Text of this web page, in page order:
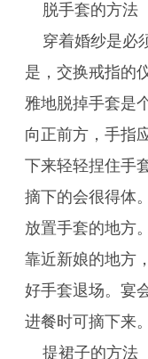
脱手套的方法
穿着婚纱是必
是，交换戒指的
雅地脱掉手套是
向正前方，手指
下来轻轻捏住手
摘下的会很得体
放置手套的地方
靠近新娘的地方
好手套退场。宴
进餐时可摘下来。
提裙子的方法